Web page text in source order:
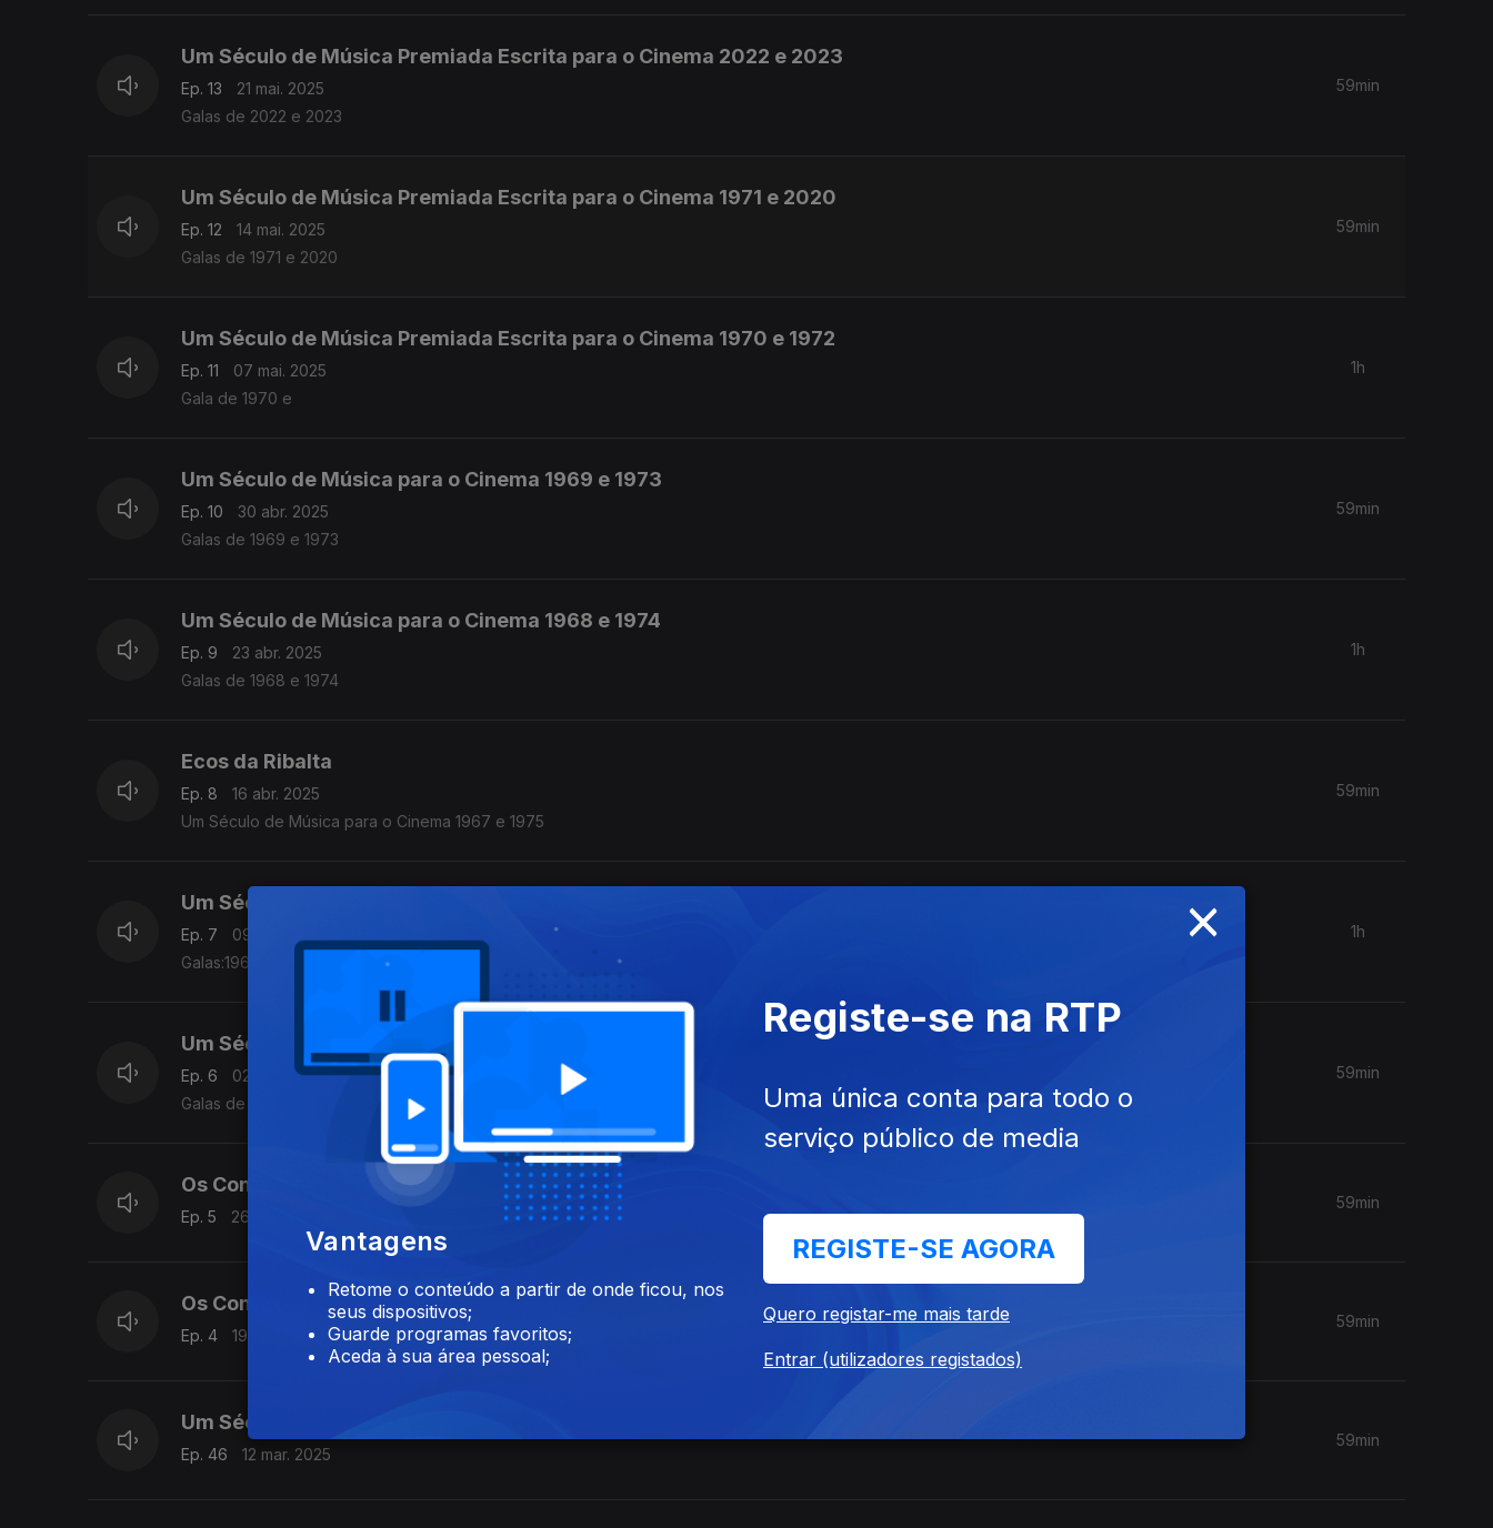
Um Século de Música Premiada Escrita para o Cinema 2022 e 2023
Ep. 13
21 mai. 2025
Galas de 2022 e 2023
59min
Um Século de Música Premiada Escrita para o Cinema 1971 e 2020
Ep. 12
14 mai. 2025
Galas de 1971 e 2020
59min
Um Século de Música Premiada Escrita para o Cinema 1970 e 1972
Ep. 11
07 mai. 2025
Gala de 1970 e
1h
Um Século de Música para o Cinema 1969 e 1973
Ep. 10
30 abr. 2025
Galas de 1969 e 1973
59min
Um Século de Música para o Cinema 1968 e 1974
Ep. 9
23 abr. 2025
Galas de 1968 e 1974
1h
Ecos da Ribalta
Ep. 8
16 abr. 2025
Um Século de Música para o Cinema 1967 e 1975
59min
Um Século de Música Premiada Escrita para o Cinema
Ep. 7
09 abr. 2025
Galas:1966 e 1976
1h
Um Século de Música Premiada Escrita para o Cinema
Ep. 6
02 abr. 2025
Galas de 1965 e 1977
59min
Os Concertos da Minha Vida (XXIV)/Stravinsky no Coliseu (II)
Ep. 5 26 mar. 2025
59min
Os Concertos da Minha Vida (XXIII)/Stravinsky no Coliseu (I)
Ep. 4 19 mar. 2025
59min
Um Século de música para o Cinema (XV) 1935-2007
Ep. 46 12 mar. 2025
59min
×
Vantagens
Retome o conteúdo a partir de onde ficou, nos
seus dispositivos;
Guarde programas favoritos;
Aceda à sua área pessoal;
Registe-se na RTP
Uma única conta para todo o
serviço público de media
REGISTE-SE AGORA
Quero registar-me mais tarde
Entrar (utilizadores registados)